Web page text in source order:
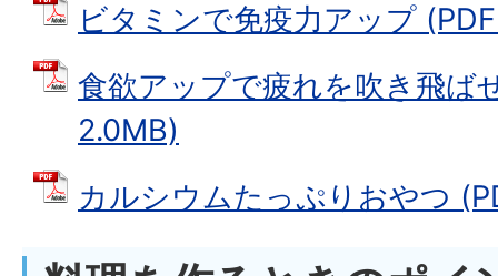
ビタミンで免疫力アップ
食欲アップで疲れを吹き飛ば
2.0MB)
カルシウムたっぷりおやつ